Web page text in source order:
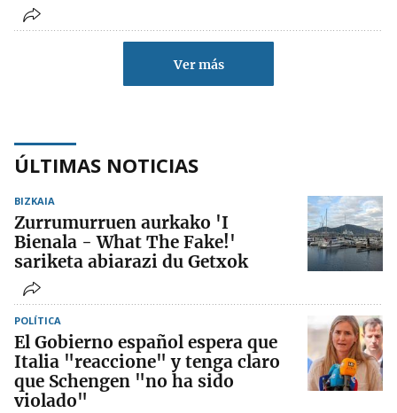
Ver más
ÚLTIMAS NOTICIAS
BIZKAIA
Zurrumurruen aurkako 'I
Bienala - What The Fake!'
sariketa abiarazi du Getxok
POLÍTICA
El Gobierno español espera que
Italia "reaccione" y tenga claro
que Schengen "no ha sido
violado"